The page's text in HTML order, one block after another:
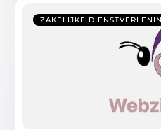
ZAKELIJKE